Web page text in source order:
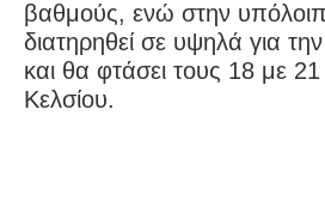
βαθμούς, ενώ στην
διατηρηθεί σε υψηλά για
και θα φτάσει τους 18 με
Κελσίου.